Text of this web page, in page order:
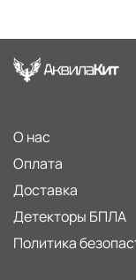
О нас
Оплата
Доставка
Детекторы БПЛА
Политика